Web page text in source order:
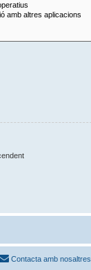
Contacta amb nosaltres